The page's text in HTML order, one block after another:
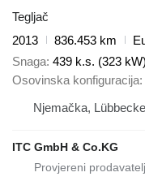
Tegljač
2013
836.453 km
Snaga 439 k.s. (323 kW)
Osovinska konfiguracija
Njemačka, Lübbecke
ITC GmbH & Co.KG